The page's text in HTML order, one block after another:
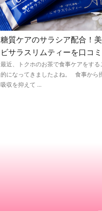
糖質ケアのサラシア配合！
ビサラスリムティーを口コミ
最近、トクホのお茶で食事ケアをす
的になってきましたよね。 食事から
吸収を抑えて ...